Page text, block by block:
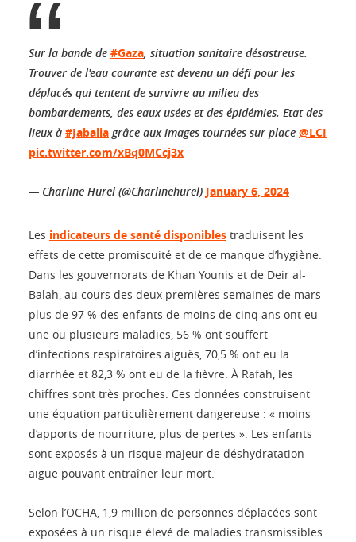
Sur la bande de #Gaza , situation sanitaire désastreuse.
Trouver de l'eau courante est devenu un défi pour les
déplacés qui tentent de survivre au milieu des
bombardements, des eaux usées et des épidémies. Etat des
lieux à #Jabalia grâce aux images tournées sur place @LCI
pic.twitter.com/xBq0MCcj3x
— Charline Hurel (@Charlinehurel) January 6, 2024
Les indicateurs de santé disponibles traduisent les
effets de cette promiscuité et de ce manque d’hygiène.
Dans les gouvernorats de Khan Younis et de Deir al-
Balah, au cours des deux premières semaines de mars
plus de 97 % des enfants de moins de cinq ans ont eu
une ou plusieurs maladies, 56 % ont souffert
d’infections respiratoires aiguës, 70,5 % ont eu la
diarrhée et 82,3 % ont eu de la fièvre. À Rafah, les
chiffres sont très proches. Ces données construisent
une équation particulièrement dangereuse : « moins
d’apports de nourriture, plus de pertes ». Les enfants
sont exposés à un risque majeur de déshydratation
aiguë pouvant entraîner leur mort.
Selon l’OCHA, 1,9 million de personnes déplacées sont
exposées à un risque élevé de maladies transmissibles